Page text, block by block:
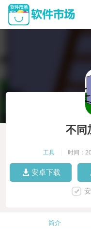
不同
工具 时间：
安卓下载
简介